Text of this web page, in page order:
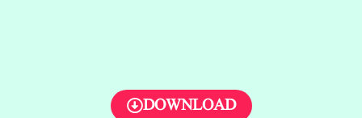
DOWNLOAD